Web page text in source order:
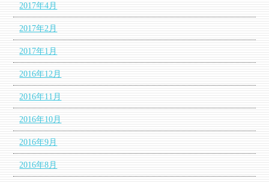
2017年4月
2017年2月
2017年1月
2016年12月
2016年11月
2016年10月
2016年9月
2016年8月